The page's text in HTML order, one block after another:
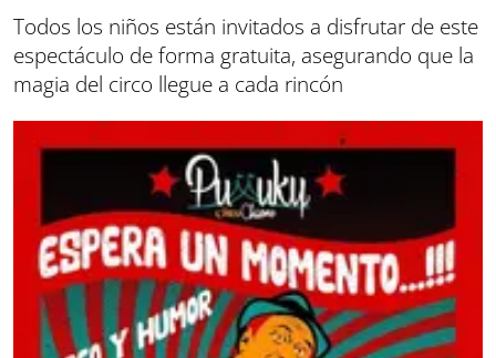
Todos los niños están invitados a disfrutar de este
espectáculo de forma gratuita, asegurando que la
magia del circo llegue a cada rincón